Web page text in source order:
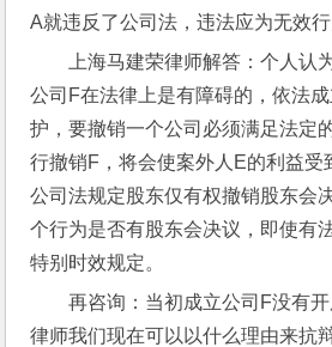
A就违反了公司法，违法应为无效行
上海马建荣律师解答：个人认
公司F在法律上是有障碍的，依法
护，要撤销一个公司必须满足法定
行撤销F，将会使案外人E的利益受
公司法规定股东仅有权撤销股东会
个行为是否有股东会决议，即使有
特别时效规定。
再咨询：当初成立公司F没有
律师我们现在可以以什么理由来抗